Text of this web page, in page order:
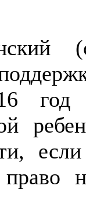
год
право